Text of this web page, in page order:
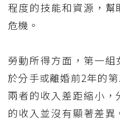
程度的技能和資源，
危機。
勞動所得方面，第一
於分手或離婚前2年的
兩者的收入差距縮小
的收入並沒有顯著差